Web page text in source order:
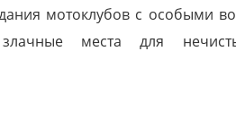
мотоклубов с особыми
места для